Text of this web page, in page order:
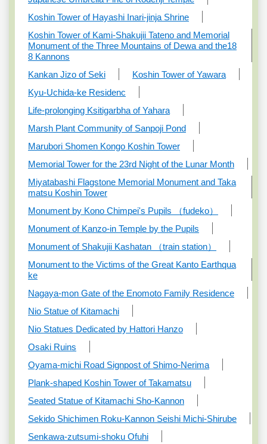
Koshin Tower of Hayashi Inari-jinja Shrine
Koshin Tower of Kami-Shakujii Tateno and Memorial
Monument of the Three Mountains of Dewa and the18
8 Kannons
Kankan Jizo of Seki
Koshin Tower of Yawara
Kyu-Uchida-ke Residenc
Life-prolonging Ksitigarbha of Yahara
Marsh Plant Community of Sanpoji Pond
Marubori Shomen Kongo Koshin Tower
Memorial Tower for the 23rd Night of the Lunar Month
Miyatabashi Flagstone Memorial Monument and Taka
matsu Koshin Tower
Monument by Kono Chimpei's Pupils （fudeko）
Monument of Kanzo-in Temple by the Pupils
Monument of Shakujii Kashatan （train station）
Monument to the Victims of the Great Kanto Earthqua
ke
Nagaya-mon Gate of the Enomoto Family Residence
Nio Statue of Kitamachi
Nio Statues Dedicated by Hattori Hanzo
Osaki Ruins
Oyama-michi Road Signpost of Shimo-Nerima
Plank-shaped Koshin Tower of Takamatsu
Seated Statue of Kitamachi Sho-Kannon
Sekido Shichimen Roku-Kannon Seishi Michi-Shirube
Senkawa-zutsumi-shoku Ofuhi